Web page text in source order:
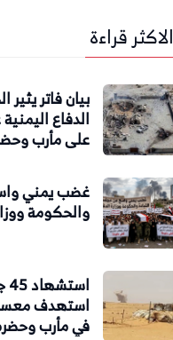
الاكثر قراءة
بيان فاتر يثير
الدفاع
على مأرب
غضب يمني
والحكومة
استهدف
في مأرب